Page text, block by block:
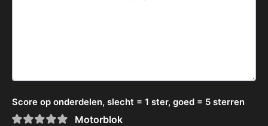
Score op onderdelen, slecht = 1 ster, goed = 5 sterren
Motorblok